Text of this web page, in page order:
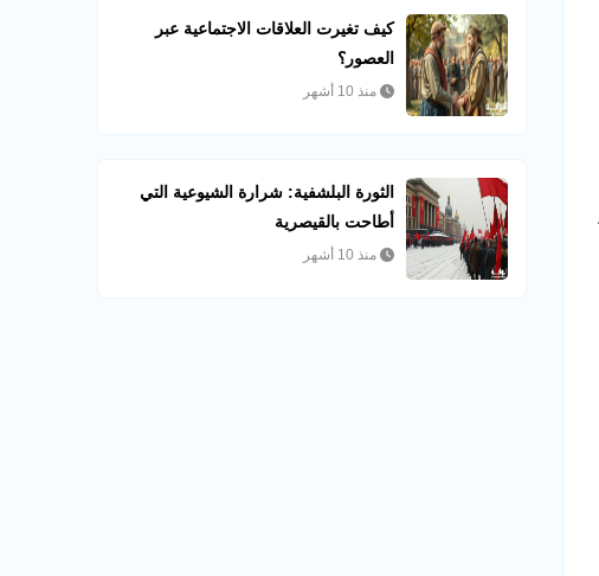
كيف تغيرت العلاقات الاجتماعية عبر
العصور؟
منذ 10 أشهر
الثورة البلشفية: شرارة الشيوعية التي
أطاحت بالقيصرية
منذ 10 أشهر